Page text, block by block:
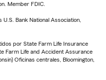
Member FDIC.
Bank National Association,
por State Farm Life Insurance
Farm Life and Accident Assurance
Oficinas centrales, Bloomington,